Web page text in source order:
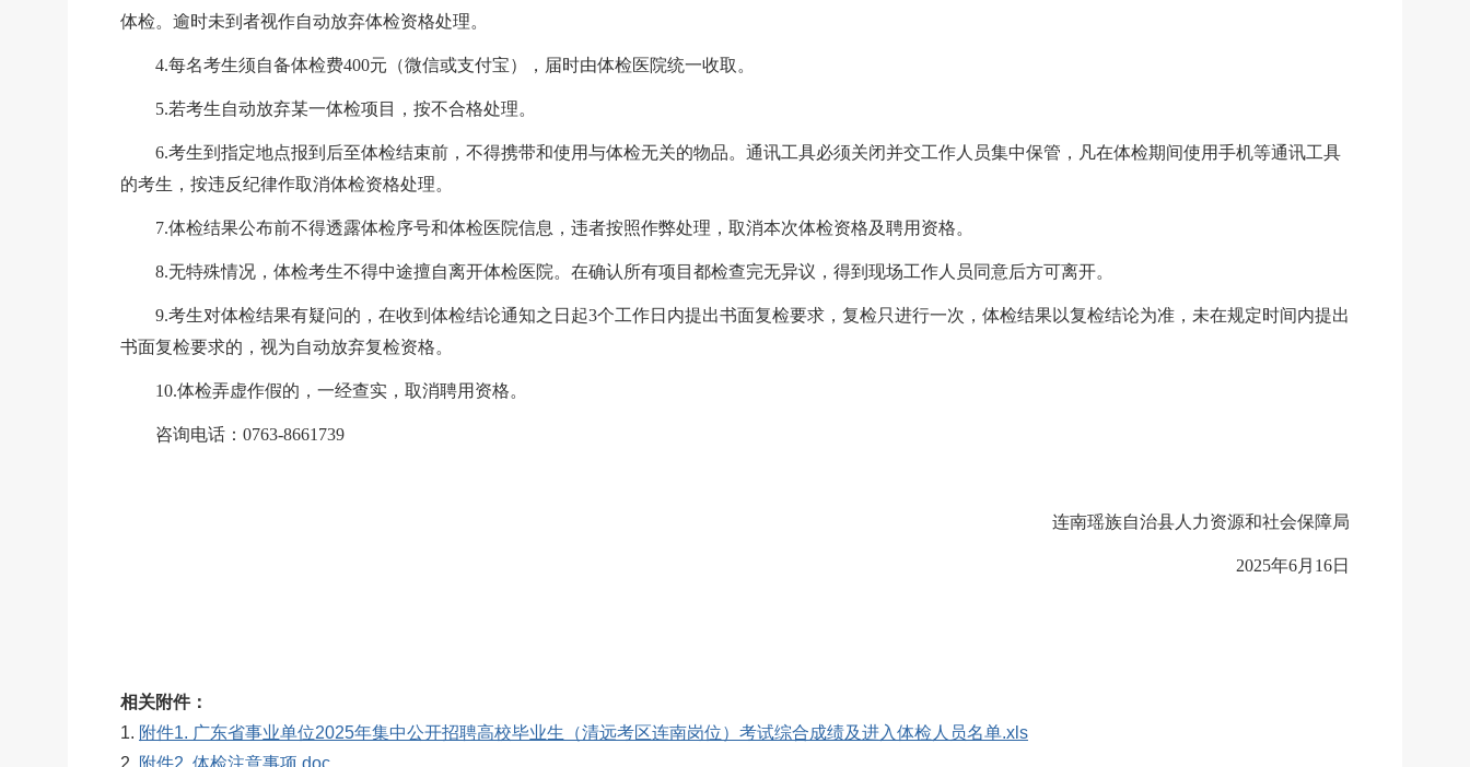
体检。 逾时未到者视作自动放弃体检资格处理。
4.每名考生须自备体检费400元（微信或支付宝），届时由体检医院统一收取。
5.若考生自动放弃某一体检项目，按不合格处理。
6.考生到指定地点报到后至体检结束前，不得携带和使用与体检无关的物品。通讯工具必须关闭并交工作人员集中保管，凡在体检期间使用手机等通讯工具
的考生，按违反纪律作取消体检资格处理。
7.体检结果公布前不得透露体检序号和体检医院信息，违者按照作弊处理，取消本次体检资格及聘用资格。
8.无特殊情况，体检考生不得中途擅自离开体检医院。在确认所有项目都检查完无异议，得到现场工作人员同意后方可离开。
9.考生对体检结果有疑问的，在收到体检结论通知之日起3个工作日内提出书面复检要求，复检只进行一次，体检结果以复检结论为准，未在规定时间内提出
书面复检要求的，视为自动放弃复检资格。
10.体检弄虚作假的，一经查实，取消聘用资格。
咨询电话： 0763-8661739
连南瑶族自治县人力资源和社会保障局
2025年6月16日
相关附件：
1. 附件1. 广东省事业单位2025年集中公开招聘高校毕业生（清远考区连南岗位）考试综合成绩及进入体检人员名单.xls
2.
附件2. 体检注意事项.doc